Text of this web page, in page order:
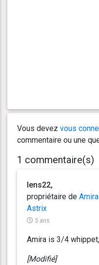
Vous devez vous
commentaire ou une
1 commentaire(s)
lens22,
propriétaire de Amira
Astrix
5 ans
Amira is 3/4
[Modifié]